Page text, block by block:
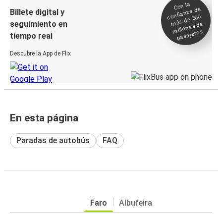
Billete digital y
seguimiento en
tiempo real
Descubre la App de Flix
Con la
confianza de
más de 500
millones de
pasajeros
En esta página
Paradas de autobús FAQ
Faro Albufeira